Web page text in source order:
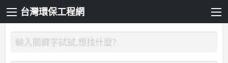
台灣環保工程網